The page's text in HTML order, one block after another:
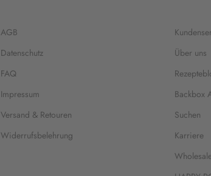
AGB
Datenschutz
FAQ
Impressum
Versand & Retouren
Widerrufsbelehrung
Über uns
Backbox
Suchen
Karriere